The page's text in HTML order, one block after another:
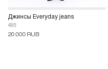
Джинсы Everyday jeans
495
20 000 RUB